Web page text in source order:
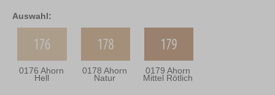
Auswahl:
0176 Ahorn
Hell
0178 Ahorn
Natur
0179 Ahorn
Mittel Rötlich